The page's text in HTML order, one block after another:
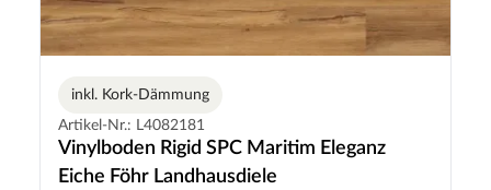
inkl. Kork-Dämmung
Artikel-Nr.: L4082181
Vinylboden Rigid SPC Maritim Eleganz
Eiche Föhr Landhausdiele